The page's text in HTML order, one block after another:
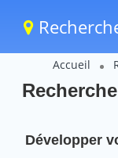
Accueil
Développer